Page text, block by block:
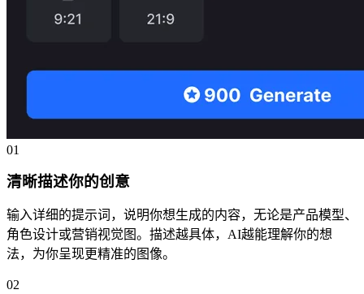
01
清晰描述你的创意
输入详细的提示词，说明你想生成的内容，无论是产品模型、
角色设计或营销视觉图。描述越具体，AI越能理解你的想
法，为你呈现更精准的图像。
02